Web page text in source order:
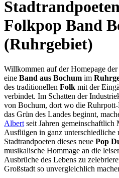
Folkpop Band
(Ruhrgebiet)
Willkommen auf der Homepage der
eine Band aus Bochum im
des traditionellen Folk mit der
verbindet. Im Schatten der
von Bochum, dort wo die
das Grün des Landes beginnt,
Albert seit Jahren gemeinschaftlich
Ausflügen in ganz unterschiedliche
Stadtrandpoeten dieses neue Pop
musikalische Hommage an die
Ausbrüche des Lebens zu
Großstadt so unvergleichlich